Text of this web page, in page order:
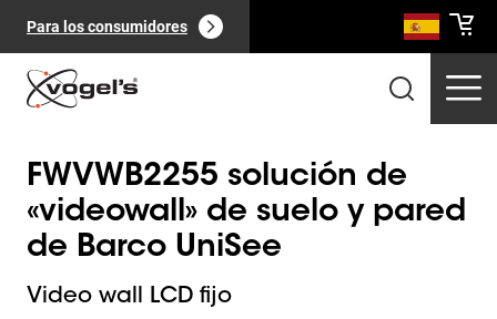
Para los consumidores
Productos profesionales
FWVWB2255 solución de
«videowall» de suelo y pared
de Barco UniSee
Video wall LCD fijo